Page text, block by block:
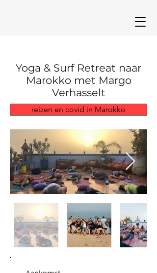
Yoga & Surf Retreat naar
Marokko met Margo
Verhasselt
reizen en covid in Marokko